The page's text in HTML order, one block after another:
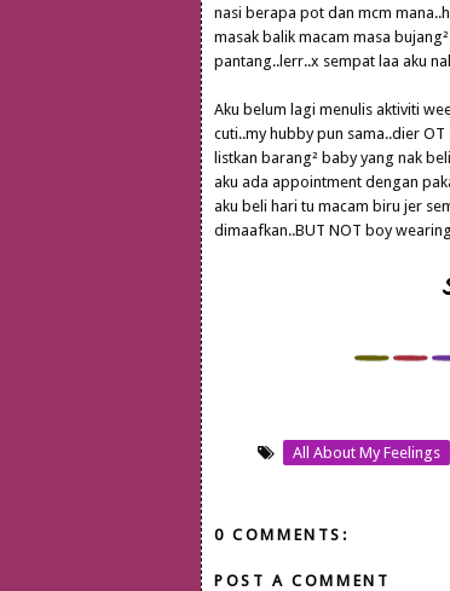
nasi berapa pot dan mcm
masak balik macam masa
pantang..lerr..x sempat laa aku
Aku belum lagi menulis aktiviti
cuti..my hubby pun sama..dier
listkan barang² baby yang nak
aku ada appointment dengan
aku beli hari tu macam biru jer
dimaafkan..BUT NOT boy
All About My Feelings
0 COMMENTS:
POST A COMMENT